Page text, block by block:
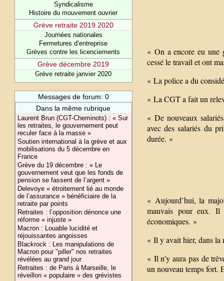
Syndicalisme
Histoire du mouvement ouvrier
Grève retraite 2019 2020
Journées nationales
Fermetures d’entreprise
Grèves contre les licenciements
Grève décembre 2019
Grève retraite janvier 2020
Messages de forum: 0
Dans la même rubrique
Laurent Brun (CGT-Cheminots) : « Sur
les retraites, le gouvernement peut
reculer face à la masse »
Soutien international à la grève et aux
mobilisations du 5 décembre en
France
Grève du 19 décembre : « Le
gouvernement veut que les fonds de
pension se fassent de l’argent »
Delevoye « étroitement lié au monde
de l’assurance » bénéficiaire de la
retraite par points
Retraites : l’opposition dénonce une
réforme « injuste »
Macron : Louable lucidité et
réjouissantes angoisses
Blackrock : Les manipulations de
Macron pour "piller" nos retraites
révélées au grand jour
Retraites : de Paris à Marseille, le
réveillon « populaire » des grévistes
« On a encore eu une
cessé le travail et ont
« La police a du
« La CGT a fait un
« De nouveaux
avec des salariés du
durée. »
« Aujourd’hui, la
mauvais pour eux. Il
économiques. »
« Il y avait hier, dans la
« Il n’y aura pas de
un nouveau temps fort.